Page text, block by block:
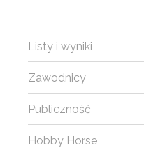
Listy i wyniki
Zawodnicy
Publiczność
Hobby Horse